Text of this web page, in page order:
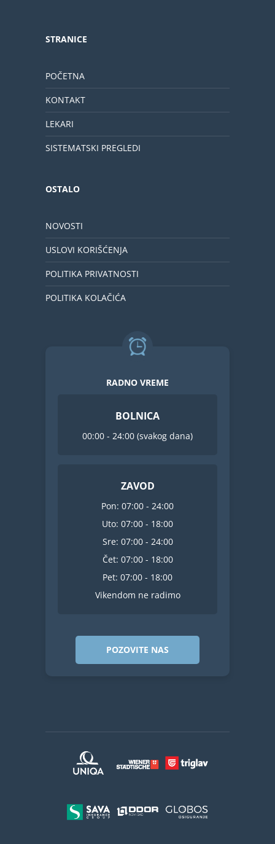
STRANICE
POČETNA
KONTAKT
LEKARI
SISTEMATSKI PREGLEDI
OSTALO
NOVOSTI
USLOVI KORIŠĆENJA
POLITIKA PRIVATNOSTI
POLITIKA KOLAČIĆA
RADNO VREME
BOLNICA
00:00 - 24:00 (svakog dana)
ZAVOD
Pon: 07:00 - 24:00
Uto: 07:00 - 18:00
Sre: 07:00 - 24:00
Čet: 07:00 - 18:00
Pet: 07:00 - 18:00
Vikendom ne radimo
POZOVITE NAS